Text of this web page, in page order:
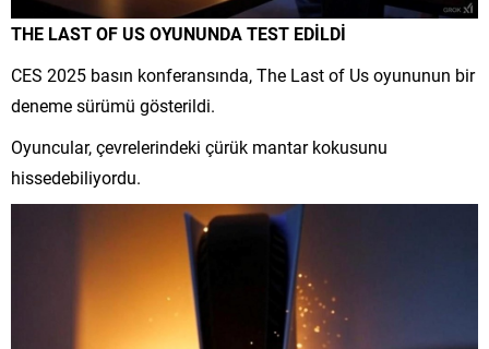
THE LAST OF US OYUNUNDA TEST EDİLDİ
CES 2025 basın konferansında, The Last of Us oyununun bir
deneme sürümü gösterildi.
Oyuncular, çevrelerindeki çürük mantar kokusunu
hissedebiliyordu.